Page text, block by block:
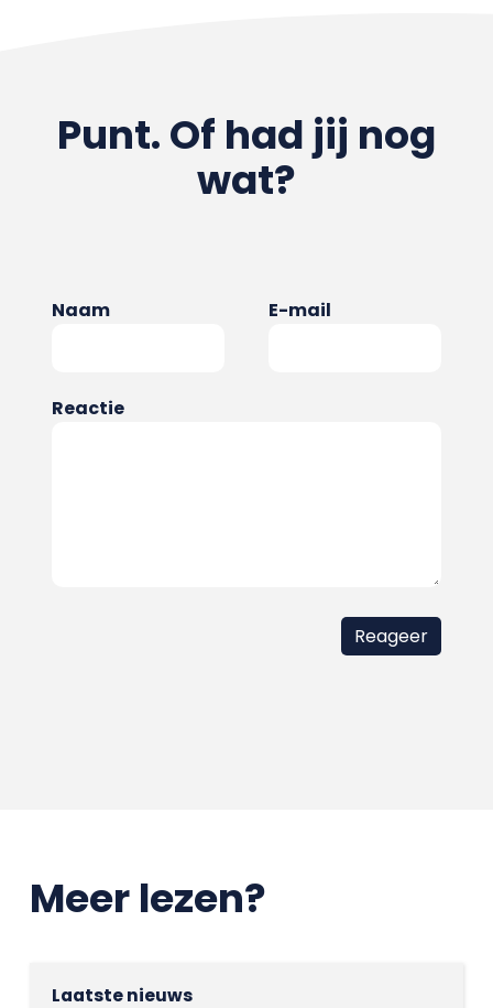
Punt. Of had jij nog
wat?
Naam E-mail
Reactie
Meer lezen?
Laatste nieuws